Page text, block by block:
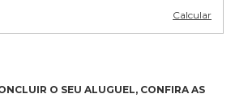
Calcular
O SEU ALUGUEL, CONFIRA AS